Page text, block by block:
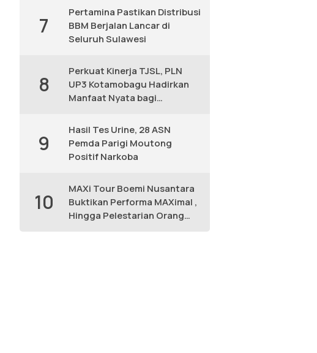
7
Pertamina Pastikan Distribusi
BBM Berjalan Lancar di
Seluruh Sulawesi
8
Perkuat Kinerja TJSL, PLN
UP3 Kotamobagu Hadirkan
Manfaat Nyata bagi
9
Hasil Tes Urine, 28 ASN
Pemda Parigi Moutong
Positif Narkoba
10
MAXi Tour Boemi Nusantara
Buktikan Performa MAXimal ,
Hingga Pelestarian Orang